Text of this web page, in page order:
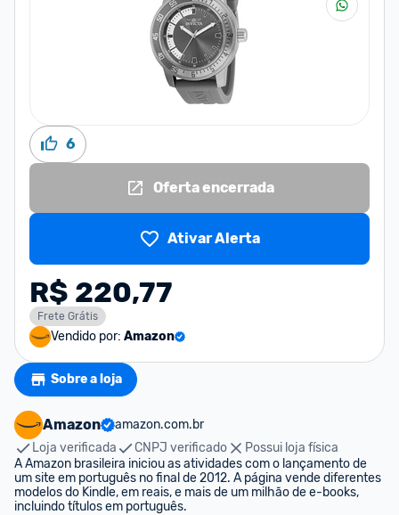
6
Oferta encerrada
Ativar Alerta
R$ 220,77
Frete Grátis
Vendido por: Amazon
Sobre a loja
Amazon
amazon.com.br
Loja verificada
CNPJ verificado
Possui loja física
A Amazon brasileira iniciou as atividades com o lançamento de
um site em português no final de 2012. A página vende diferentes
modelos do Kindle, em reais, e mais de um milhão de e-books,
incluindo títulos em português.